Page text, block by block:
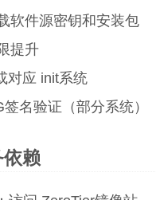
软件源密钥和安装包
提升
对应 init系统
签名验证（部分系统）
赖